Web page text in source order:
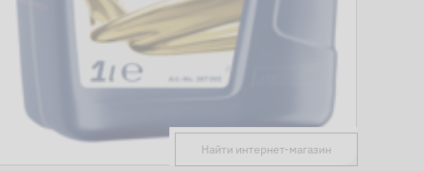
Найти интернет-магазин